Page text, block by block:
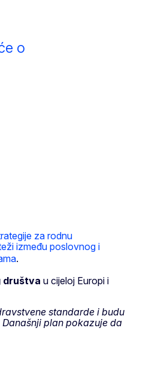
o
za rodnu
između poslovnog i
.
društva u cijeloj Europi i
standarde i budu
plan pokazuje da